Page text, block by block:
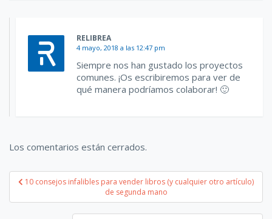
RELIBREA
4 mayo, 2018 a las 12:47 pm
Siempre nos han gustado los proyectos
comunes. ¡Os escribiremos para ver de
qué manera podríamos colaborar! 🙂
Los comentarios están cerrados.
Navegación
de
10 consejos infalibles para vender libros (y cualquier otro artículo)
de segunda mano